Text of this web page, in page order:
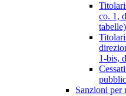
co. 1,
tabelle)
1-bis,
Sanzioni per